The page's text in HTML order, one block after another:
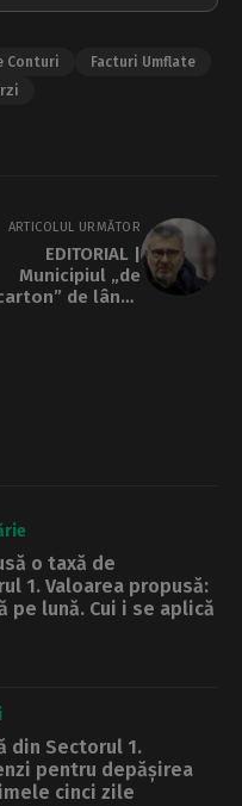
Conturi
Facturi Umflate
ARTICOLUL URMĂTOR
EDITORIAL |
Municipiul „de
de lângă
o taxă de
1. Valoarea propusă:
pe lună. Cui i se aplică
din Sectorul 1.
pentru depășirea
cinci zile